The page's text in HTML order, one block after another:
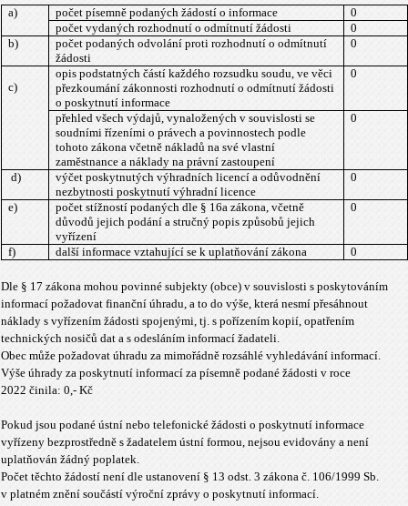
a) počet písemně podaných žádostí o informace
0
počet vydaných rozhodnutí o odmítnutí žádosti
0
b)
počet podaných odvolání proti rozhodnutí o odmítnutí
žádosti
0
c)
opis podstatných částí každého rozsudku soudu, ve věci
přezkoumání zákonnosti rozhodnutí o odmítnutí žádosti
o poskytnutí informace
0
přehled všech výdajů, vynaložených v souvislosti se
soudními řízeními o právech a povinnostech podle
tohoto zákona včetně nákladů na své vlastní
zaměstnance a náklady na právní zastoupení
0
d)
výčet poskytnutých výhradních licencí a odůvodnění
nezbytnosti poskytnutí výhradní licence
0
e)
počet stížností podaných dle § 16a zákona, včetně
důvodů jejich podání a stručný popis způsobů jejich
vyřízení
0
f) další informace vztahující se k uplatňování zákona 0
Dle § 17 zákona mohou povinné subjekty (obce) v souvislosti s poskytováním
informací požadovat finanční úhradu, a to do výše, která nesmí přesáhnout
náklady s vyřízením žádosti spojenými, tj. s pořízením kopií, opatřením
technických nosičů dat a s odesláním informací žadateli.
Obec může požadovat úhradu za mimořádně rozsáhlé vyhledávání informací.
Výše úhrady za poskytnutí informací za písemně podané žádosti v roce
2022 činila: 0,- Kč
Pokud jsou podané ústní nebo telefonické žádosti o poskytnutí informace
vyřízeny bezprostředně s žadatelem ústní formou, nejsou evidovány a není
uplatňován žádný poplatek.
Počet těchto žádostí není dle ustanovení § 13 odst. 3 zákona č. 106/1999 Sb.
v platném znění součástí výroční zprávy o poskytnutí informací.